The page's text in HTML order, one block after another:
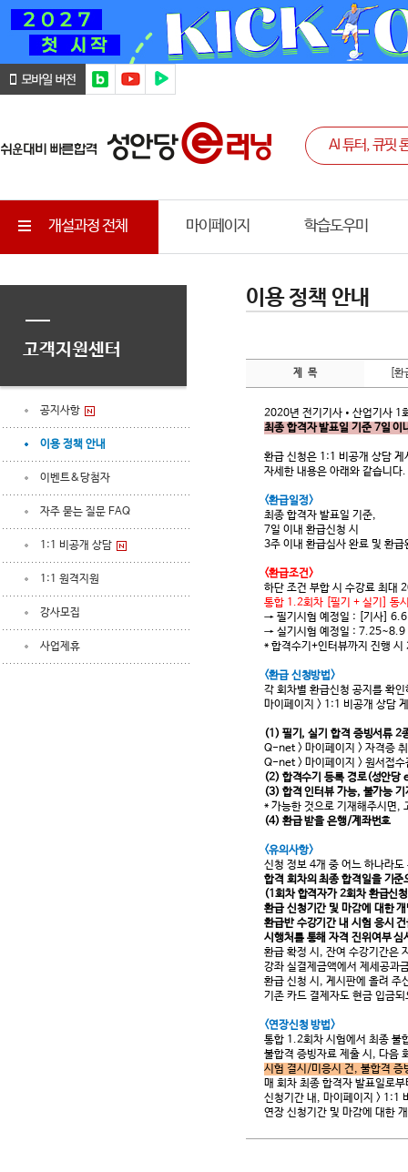
개설과정 전체 마이페이지 학습도우미
고객지원센터
공지사항
이용 정책 안내
이벤트&당첨자
자주 묻는 질문 FAQ
1:1 비공개 상담
1:1 원격지원
강사모집
사업제휴
이용 정책 안내
제 목 [
2020년 전기기사•산업기사 1
최종 합격자 발표일 기준 7일 이
환급 신청은 1:1 비공개 상담
자세한 내용은 아래와 같습니다.
<환급일정>
최종 합격자 발표일 기준,
7일 이내 환급신청 시
3주 이내 환급심사 완료 및 환
<환급조건>
하단 조건 부합 시 수강료 최대
통합 1.2회차 [필기 + 실기] 동
→ 필기시험 예정일 : [기사]
→ 실기시험 예정일 : 7.25~8.9
* 합격수기+인터뷰까지 진행
<환급 신청방법>
각 회차별 환급신청 공지를 확
마이페이지 > 1:1 비공개 상담
(1) 필기, 실기 합격 증빙서류 2
Q-net > 마이페이지 > 자격증
Q-net > 마이페이지 > 원서접
(2) 합격수기 등록 경로(성안당
(3) 합격 인터뷰 가능, 불가능 기
* 가능한 것으로 기재해주시면,
(4) 환급 받을 은행/계좌번호
<유의사항>
신청 정보 4개 중 어느 하나라
합격 회차의 최종 합격일을 기
(1회차 합격자가 2회차 환급신
환급 신청기간 및 마감에 대한
환급반 수강기간 내 시험 응시
시행처를 통해 자격 진위여부
환급 확정 시, 잔여 수강기간은
강좌 실결제금액에서 제세공과
환급 신청 시, 게시판에 올려 주
기존 카드 결제자도 현금 입금
<연장신청 방법>
통합 1.2회차 시험에서 최종 불
불합격 증빙자료 제출 시, 다음
시험 결시/미응시 건, 불합격 증
매 회차 최종 합격자 발표일로
신청기간 내, 마이페이지 > 1:1
연장 신청기간 및 마감에 대한